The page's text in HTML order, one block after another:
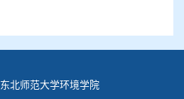
东北师范大学环境学院